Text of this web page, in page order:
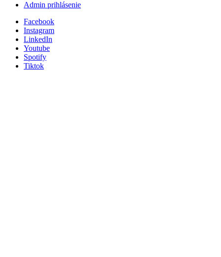
Admin prihlásenie
Facebook
Instagram
LinkedIn
Youtube
Spotify
Tiktok